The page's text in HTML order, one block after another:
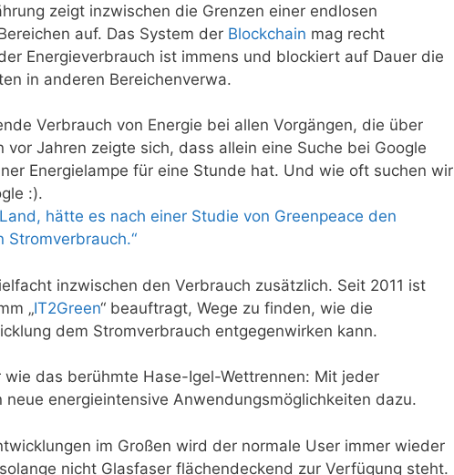
zeigt inzwischen die Grenzen einer endlosen
auf. Das System der Blockchain mag recht
Energieverbrauch ist immens und blockiert auf Dauer die
in anderen Bereichenverwa.
Verbrauch von Energie bei allen Vorgängen, die über
vor Jahren zeigte sich, dass allein eine Suche bei Google
Energielampe für eine Stunde hat. Und wie oft suchen wir
:).
hätte es nach einer Studie von Greenpeace den
inzwischen den Verbrauch zusätzlich. Seit 2011 ist
„IT2Green“ beauftragt, Wege zu finden, wie die
dem Stromverbrauch entgegenwirken kann.
wie das berühmte Hase-Igel-Wettrennen: Mit jeder
neue energieintensive Anwendungsmöglichkeiten dazu.
im Großen wird der normale User immer wieder
nicht Glasfaser flächendeckend zur Verfügung steht.